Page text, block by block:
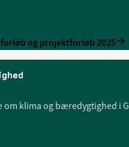
og projektforløb 2025
om klima og bæredygtighed i